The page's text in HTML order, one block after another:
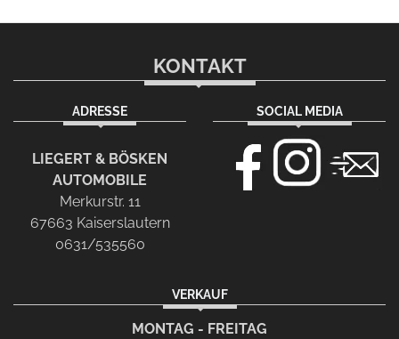
KONTAKT
ADRESSE
LIEGERT & BÖSKEN
AUTOMOBILE
Merkurstr. 11
67663 Kaiserslautern
0631/535560
SOCIAL MEDIA
VERKAUF
MONTAG - FREITAG